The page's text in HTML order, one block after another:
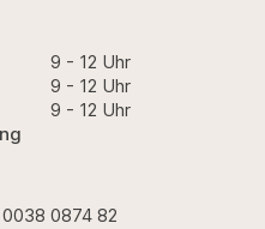
9 - 12 Uhr
9 - 12 Uhr
9 - 12 Uhr
0874 82